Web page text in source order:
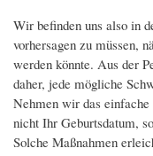
Wir befinden uns also in
vorhersagen zu müssen,
werden könnte. Aus der
daher, jede mögliche
Nehmen wir das
nicht Ihr Geburtsdatum,
Solche Maßnahmen